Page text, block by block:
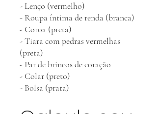
- Lenço (vermelho)
- Roupa íntima de renda (branca)
- Coroa (preta)
- Tiara com pedras vermelhas
(preta)
- Par de brincos de coração
- Colar (preto)
- Bolsa (prata)